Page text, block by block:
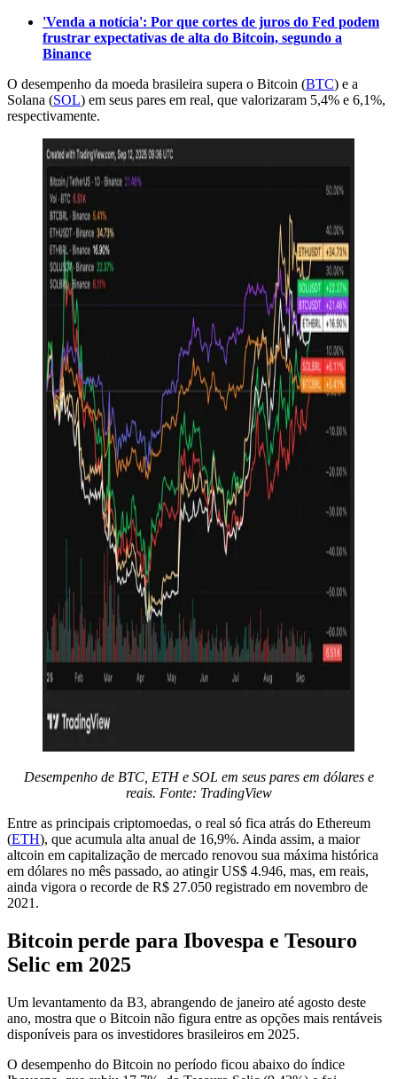
'Venda a notícia': Por que cortes de juros do Fed podem
frustrar expectativas de alta do Bitcoin, segundo a
Binance
O desempenho da moeda brasileira supera o Bitcoin (BTC) e a
Solana (SOL) em seus pares em real, que valorizaram 5,4% e 6,1%,
respectivamente.
Desempenho de BTC, ETH e SOL em seus pares em dólares e
reais. Fonte: TradingView
Entre as principais criptomoedas, o real só fica atrás do Ethereum
(ETH), que acumula alta anual de 16,9%. Ainda assim, a maior
altcoin em capitalização de mercado renovou sua máxima histórica
em dólares no mês passado, ao atingir US$ 4.946, mas, em reais,
ainda vigora o recorde de R$ 27.050 registrado em novembro de
2021.
Bitcoin perde para Ibovespa e Tesouro
Selic em 2025
Um levantamento da B3, abrangendo de janeiro até agosto deste
ano, mostra que o Bitcoin não figura entre as opções mais rentáveis
disponíveis para os investidores brasileiros em 2025.
O desempenho do Bitcoin no período ficou abaixo do índice